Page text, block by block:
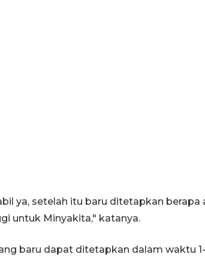
ya, setelah itu baru ditetapkan berapa
untuk Minyakita," katanya.
baru dapat ditetapkan dalam waktu